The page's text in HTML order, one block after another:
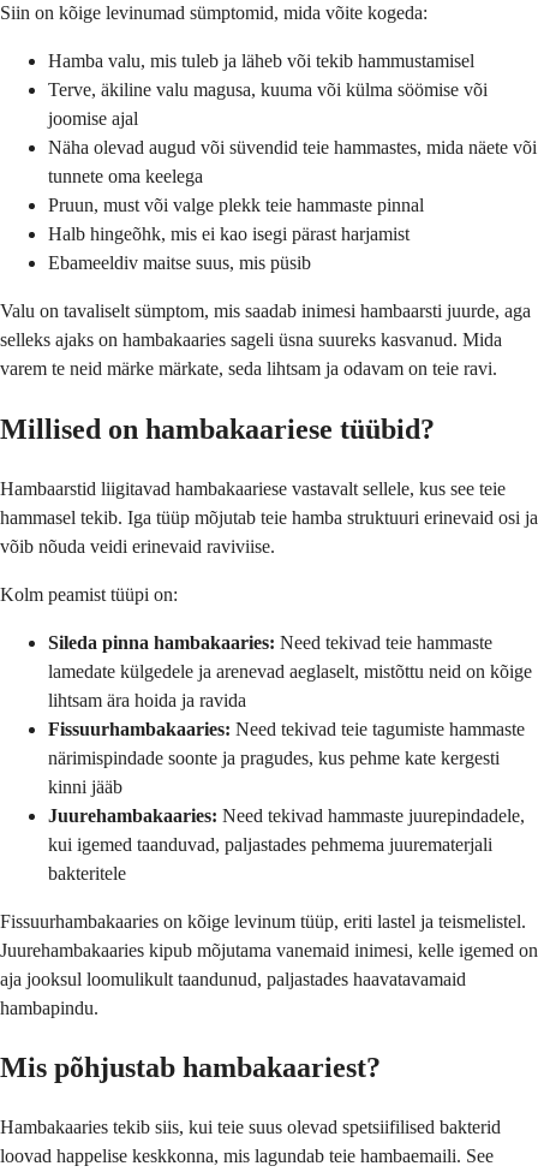
Siin on kõige levinumad sümptomid, mida võite kogeda:
Hamba valu, mis tuleb ja läheb või tekib hammustamisel
Terve, äkiline valu magusa, kuuma või külma söömise või
joomise ajal
Näha olevad augud või süvendid teie hammastes, mida näete või
tunnete oma keelega
Pruun, must või valge plekk teie hammaste pinnal
Halb hingeõhk, mis ei kao isegi pärast harjamist
Ebameeldiv maitse suus, mis püsib
Valu on tavaliselt sümptom, mis saadab inimesi hambaarsti juurde, aga
selleks ajaks on hambakaaries sageli üsna suureks kasvanud. Mida
varem te neid märke märkate, seda lihtsam ja odavam on teie ravi.
Millised on hambakaariese tüübid?
Hambaarstid liigitavad hambakaariese vastavalt sellele, kus see teie
hammasel tekib. Iga tüüp mõjutab teie hamba struktuuri erinevaid osi ja
võib nõuda veidi erinevaid raviviise.
Kolm peamist tüüpi on:
Sileda pinna hambakaaries: Need tekivad teie hammaste
lamedate külgedele ja arenevad aeglaselt, mistõttu neid on kõige
lihtsam ära hoida ja ravida
Fissuurhambakaaries: Need tekivad teie tagumiste hammaste
närimispindade soonte ja pragudes, kus pehme kate kergesti
kinni jääb
Juurehambakaaries: Need tekivad hammaste juurepindadele,
kui igemed taanduvad, paljastades pehmema juurematerjali
bakteritele
Fissuurhambakaaries on kõige levinum tüüp, eriti lastel ja teismelistel.
Juurehambakaaries kipub mõjutama vanemaid inimesi, kelle igemed on
aja jooksul loomulikult taandunud, paljastades haavatavamaid
hambapindu.
Mis põhjustab hambakaariest?
Hambakaaries tekib siis, kui teie suus olevad spetsiifilised bakterid
loovad happelise keskkonna, mis lagundab teie hambaemaili. See